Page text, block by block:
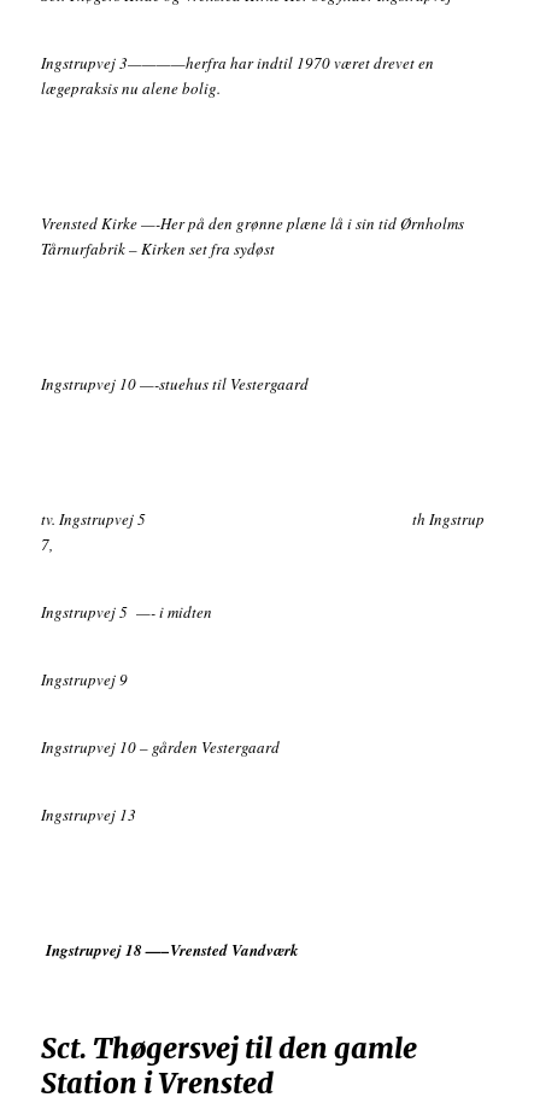
Ingstrupvej 3————herfra har indtil 1970 været drevet en
lægepraksis nu alene bolig.
Vrensted Kirke —-Her på den grønne plæne lå i sin tid Ørnholms
Tårnurfabrik – Kirken set fra sydøst
Ingstrupvej 10 —-stuehus til Vestergaard
tv. Ingstrupvej 5 th Ingstrup
7,
Ingstrupvej 5 —- i midten
Ingstrupvej 9
Ingstrupvej 10 – gården Vestergaard
Ingstrupvej 13
Ingstrupvej 18 —–Vrensted Vandværk
Sct. Thøgersvej til den gamle
Station i Vrensted